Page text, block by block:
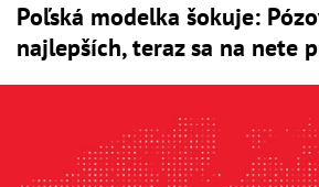
Poľská modelka šokuje:
najlepších, teraz sa na nete